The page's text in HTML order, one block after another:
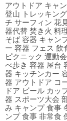
アウトドア キャ
登山 トレッキン
チ サーフィン 花
器代替 焚き火 料
そば 容器 キャン
ー 容器 フェス 飲
ピクニック 運動
べ歩き 容器 屋台
器 キッチンカー
器 アウトドア コ
ドア ビール カッ
器 スポーツ大会
み キャンプ 食事
ンプ 食事 非常食